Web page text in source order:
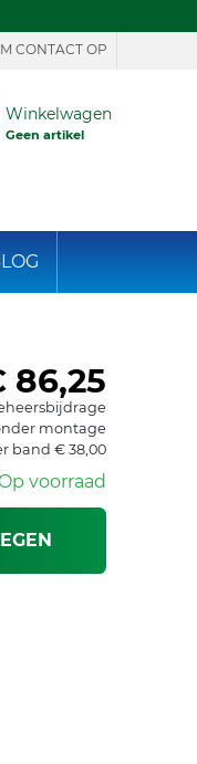
CONTACT OP
Winkelwagen
Geen artikel
86,25
montage
band € 38,00
voorraad